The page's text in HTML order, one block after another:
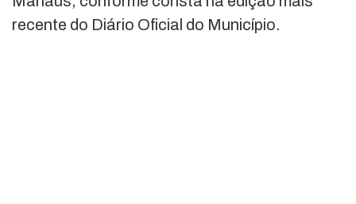
recente do Diário Oficial do Município.